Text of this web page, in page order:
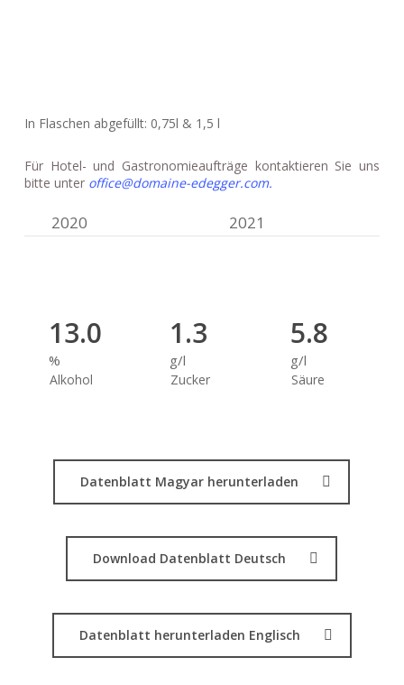
In Flaschen abgefüllt: 0,75l & 1,5 l
Für Hotel- und Gastronomieaufträge kontaktieren Sie uns
bitte unter office@domaine-edegger.com.
2020 2021
13.0
%
Alkohol
1.3
g/l
Zucker
5.8
g/l
Säure
Datenblatt Magyar herunterladen
Download Datenblatt Deutsch
Datenblatt herunterladen Englisch